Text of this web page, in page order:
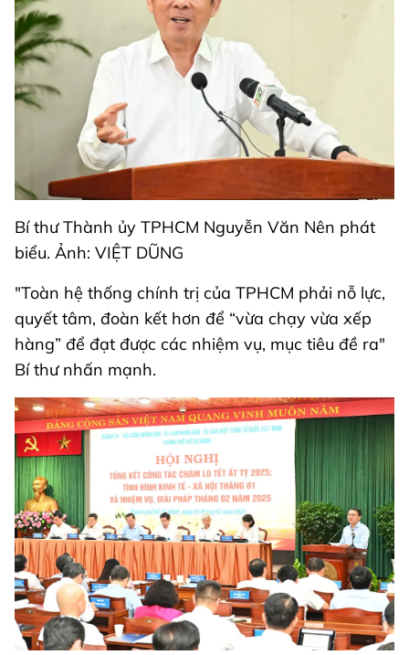
Bí thư Thành ủy TPHCM Nguyễn Văn Nên phát
biểu. Ảnh: VIỆT DŨNG
"Toàn hệ thống chính trị của TPHCM phải nỗ lực,
quyết tâm, đoàn kết hơn để “vừa chạy vừa xếp
hàng” để đạt được các nhiệm vụ, mục tiêu đề ra"
Bí thư nhấn mạnh.